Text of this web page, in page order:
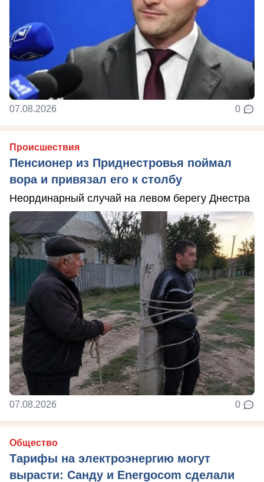
07.08.2026 0
Происшествия
Пенсионер из Приднестровья поймал
вора и привязал его к столбу
Неординарный случай на левом берегу Днестра
07.08.2026 0
Общество
Тарифы на электроэнергию могут
вырасти: Санду и Energocom сделали